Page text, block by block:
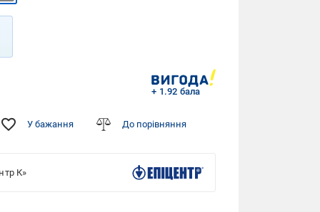
+ 1.92 бала
У бажання До порівняння
К»